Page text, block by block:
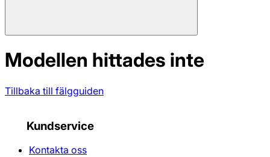
Modellen hittades inte
Tillbaka till fälgguiden
Kundservice
Kontakta oss